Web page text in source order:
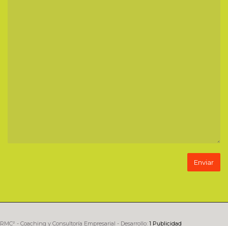
RMC² - Coaching y Consultoría Empresarial - Desarrollo: 1 Publicidad